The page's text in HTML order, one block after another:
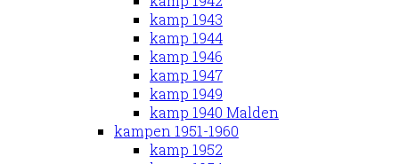
kamp 1943
kamp 1944
kamp 1946
kamp 1947
kamp 1949
kamp 1940 Malden
kampen 1951-1960
kamp 1952